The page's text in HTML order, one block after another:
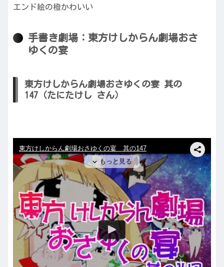
エンド絵の橙かわいい
手書き劇場：東方けしからん劇場おさ
ゆくの宴
東方けしからん劇場おさゆくの宴 其の
147（たにたけし さん）